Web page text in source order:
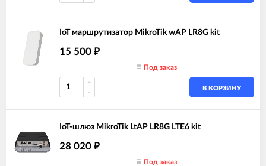
IoT маршрутизатор MikroTik wAP LR8G kit
15 500 ₽
Под заказ
В КОРЗИНУ
IoT-шлюз MikroTik LtAP LR8G LTE6 kit
28 020 ₽
Под заказ